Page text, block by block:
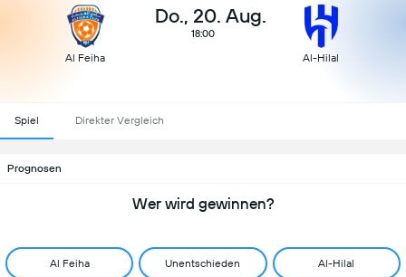
Al Feiha
Do., 20. Aug.
18:00
Al-Hilal
Spiel Direkter Vergleich
Prognosen
Wer wird gewinnen?
Al Feiha Unentschieden Al-Hilal